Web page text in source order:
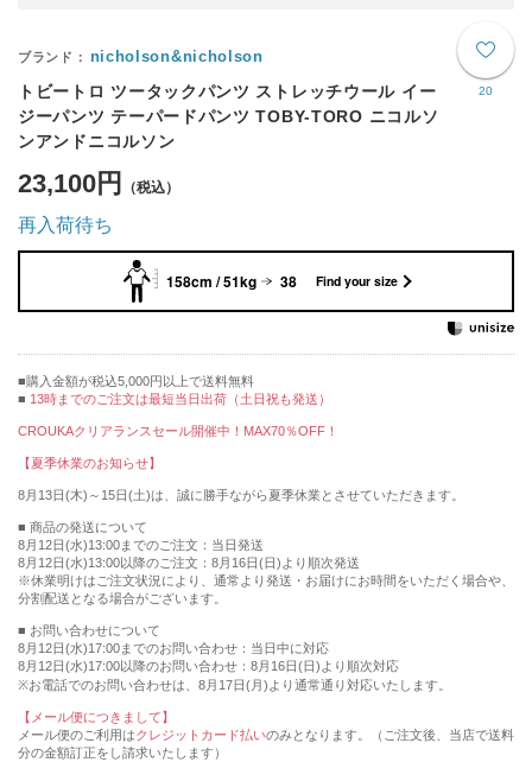
20
nicholson&nicholson
トビートロ ツータックパンツ ストレッチウール イー
ジーパンツ テーパードパンツ TOBY-TORO ニコルソ
ンアンドニコルソン
23,100円
再入荷待ち
158cm / 51kg 38 Find your size
購入金額が税込5,000円以上で送料無料
13時までのご注文は最短当日出荷（土日祝も発送）
CROUKAクリアランスセール開催中！MAX70％OFF！
【夏季休業のお知らせ】
8月13日(木)～15日(土)は、誠に勝手ながら夏季休業とさせていただきます。
■ 商品の発送について
8月12日(水)13:00までのご注文：当日発送
8月12日(水)13:00以降のご注文：8月16日(日)より順次発送
※休業明けはご注文状況により、通常より発送・お届けにお時間をいただく場合や、
分割配送となる場合がございます。
■ お問い合わせについて
8月12日(水)17:00までのお問い合わせ：当日中に対応
8月12日(水)17:00以降のお問い合わせ：8月16日(日)より順次対応
※お電話でのお問い合わせは、8月17日(月)より通常通り対応いたします。
【メール便につきまして】
メール便のご利用はクレジットカード払いのみとなります。（ご注文後、当店で送料
分の金額訂正をし請求いたします）